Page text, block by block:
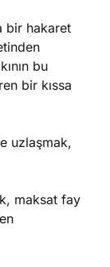
bir hakaret
bu
bir kıssa
uzlaşmak,
maksat fay